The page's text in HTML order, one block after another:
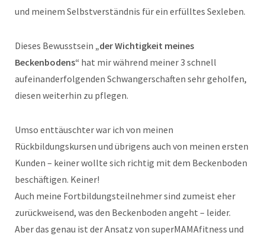
und meinem Selbstverständnis für ein erfülltes Sexleben.
Dieses Bewusstsein „der Wichtigkeit meines
Beckenbodens“ hat mir während meiner 3 schnell
aufeinanderfolgenden Schwangerschaften sehr geholfen,
diesen weiterhin zu pflegen.
Umso enttäuschter war ich von meinen
Rückbildungskursen und übrigens auch von meinen ersten
Kunden – keiner wollte sich richtig mit dem Beckenboden
beschäftigen. Keiner!
Auch meine Fortbildungsteilnehmer sind zumeist eher
zurückweisend, was den Beckenboden angeht – leider.
Aber das genau ist der Ansatz von superMAMAfitness und